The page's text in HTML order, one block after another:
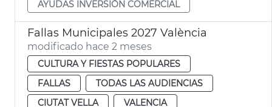
AYUDAS INVERSIÓN COMERCIAL
Fallas Municipales 2027 València
modificado hace 2 meses
CULTURA Y FIESTAS POPULARES
FALLAS
TODAS LAS AUDIENCIAS
CIUTAT VELLA
VALENCIA